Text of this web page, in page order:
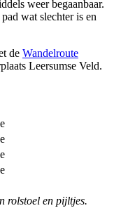
weer begaanbaar.
wat slechter is en
de Wandelroute
Leersumse Veld.
rolstoel en pijltjes.